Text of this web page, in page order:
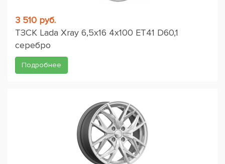
3 510 руб.
ТЗСК Lada Xray 6,5x16 4x100 ET41 D60,1
серебро
Подробнее